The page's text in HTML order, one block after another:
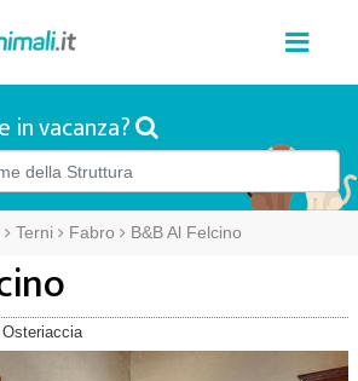
in vacanza?
Terni Fabro B&B Al Felcino
Osteriaccia